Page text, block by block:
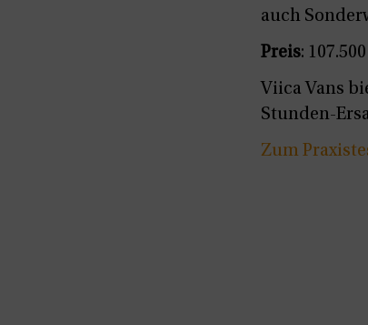
auch
Preis:
Viica Vans
Stunden-
Zum